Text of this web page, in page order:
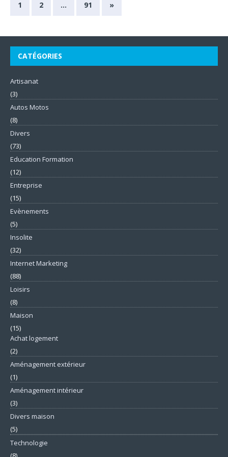
1 2 … 91 »
CATÉGORIES
Artisanat
(3)
Autos Motos
(8)
Divers
(73)
Education Formation
(12)
Entreprise
(15)
Evènements
(5)
Insolite
(32)
Internet Marketing
(88)
Loisirs
(8)
Maison
(15)
Achat logement
(2)
Aménagement extérieur
(1)
Aménagement intérieur
(3)
Divers maison
(5)
Technologie